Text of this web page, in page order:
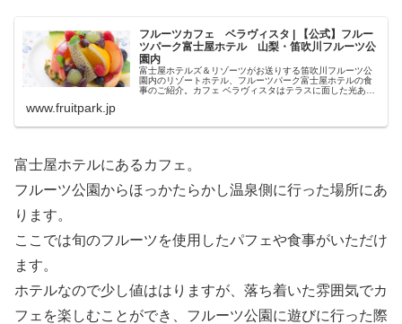
フルーツカフェ ベラヴィスタ | 【公式】フルー
ツパーク富士屋ホテル 山梨・笛吹川フルーツ公
園内
富士屋ホテルズ＆リゾーツがお送りする笛吹川フルーツ公
園内のリゾートホテル、フルーツパーク富士屋ホテルの食
事のご紹介。カフェ ベラヴィスタはテラスに面した光あふ
www.fruitpark.jp
富士屋ホテルにあるカフェ。
フルーツ公園からほっかたらかし温泉側に行った場所にあ
ります。
ここでは旬のフルーツを使用したパフェや食事がいただけ
ます。
ホテルなので少し値ははりますが、落ち着いた雰囲気でカ
フェを楽しむことができ、フルーツ公園に遊びに行った際